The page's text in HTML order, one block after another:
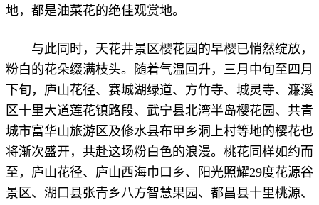
地，都是油菜花的绝佳观赏地。
与此同时，天花井景区樱花园的早樱已悄然绽放，
粉白的花朵缀满枝头。随着气温回升，三月中旬至四月
下旬，庐山花径、赛城湖绿道、方竹寺、城灵寺、濂溪
区十里大道莲花镇路段、武宁县北湾半岛樱花园、共青
城市富华山旅游区及修水县布甲乡洞上村等地的樱花也
将渐次盛开，共赴这场粉白色的浪漫。桃花同样如约而
至，庐山花径、庐山西海巾口乡、阳光照耀29度花源谷
景区、湖口县张青乡八方智慧果园、都昌县十里桃源、